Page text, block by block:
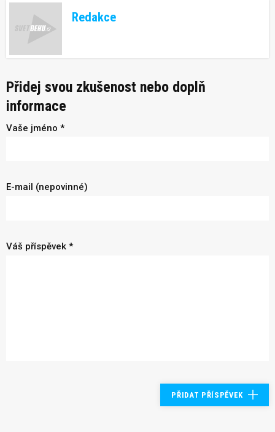
Redakce
Přidej svou zkušenost nebo doplň
informace
Vaše jméno *
E-mail (nepovinné)
Váš příspěvek *
PŘIDAT PŘÍSPĚVEK